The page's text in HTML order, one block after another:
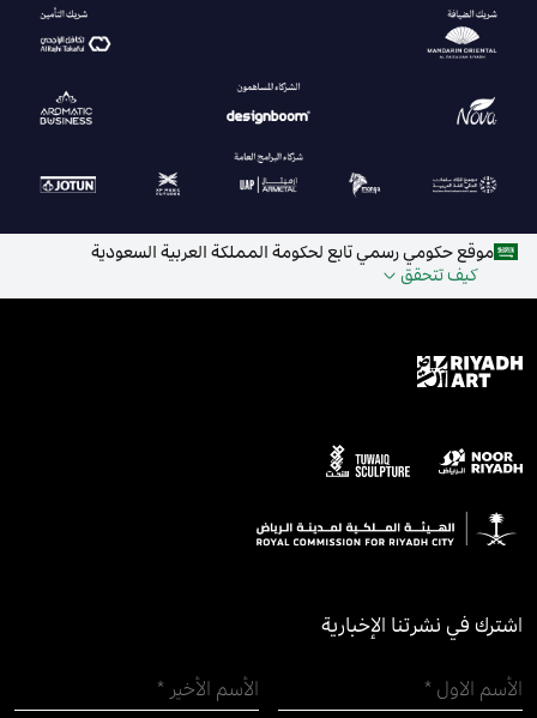
موقع حكومي رسمي تابع لحكومة المملكة العربية السعودية
كيف تتحقق
اشترك في نشرتنا الإخبارية